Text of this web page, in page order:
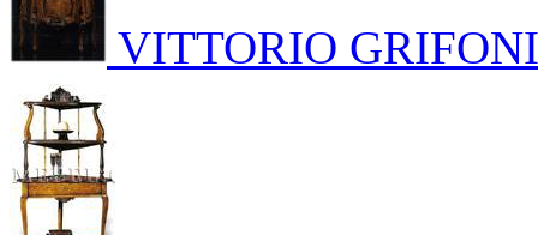
VITTORIO GRIFONI